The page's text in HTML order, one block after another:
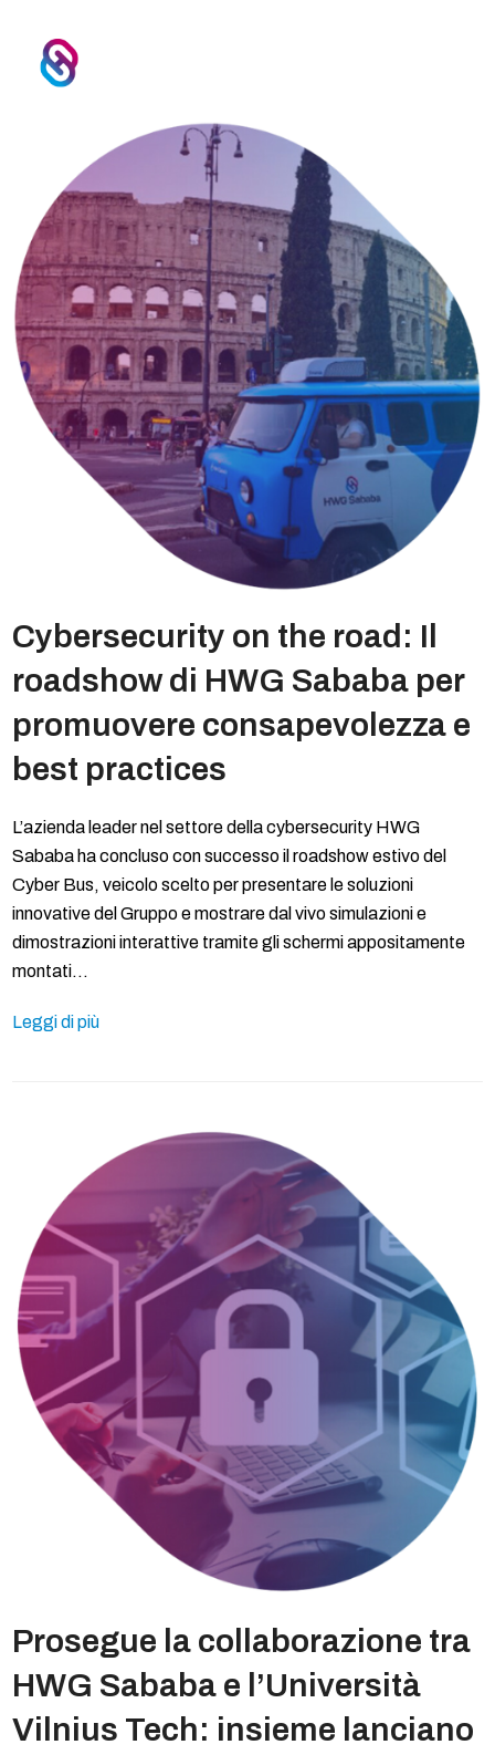
Cybersecurity on the road: Il
roadshow di HWG Sababa per
promuovere consapevolezza e
best practices
L’azienda leader nel settore della cybersecurity HWG
Sababa ha concluso con successo il roadshow estivo del
Cyber Bus, veicolo scelto per presentare le soluzioni
innovative del Gruppo e mostrare dal vivo simulazioni e
dimostrazioni interattive tramite gli schermi appositamente
montati…
Leggi di più
Prosegue la collaborazione tra
HWG Sababa e l’Università
Vilnius Tech: insieme lanciano